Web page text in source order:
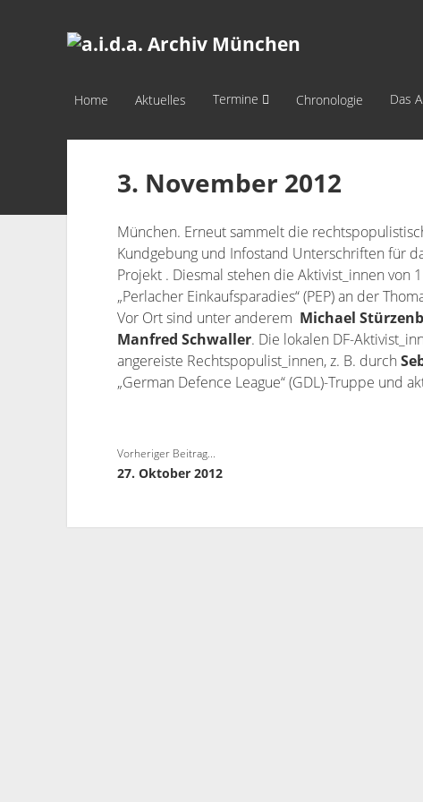
a.i.d.a.
München
Home Aktuelles Termine Chronologie Das
3. November 2012
München. Erneut sammelt die
Kundgebung und Infostand Unterschriften für
Projekt . Diesmal stehen die Aktivist_innen von
„Perlacher Einkaufsparadies“ (PEP) an der
Vor Ort sind unter anderem Michael
Manfred Schwaller. Die lokalen DF-
angereiste Rechtspopulist_innen, z. B. durch
„German Defence League“ (GDL)-Truppe und
Vorheriger Beitrag...
27. Oktober 2012